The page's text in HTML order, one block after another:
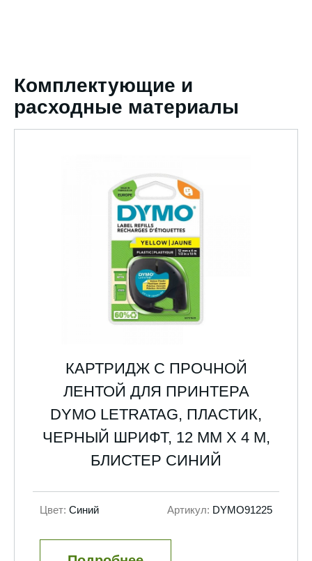
Комплектующие и
расходные материалы
КАРТРИДЖ С ПРОЧНОЙ
ЛЕНТОЙ ДЛЯ ПРИНТЕРА
DYMO LETRATAG, ПЛАСТИК,
ЧЕРНЫЙ ШРИФТ, 12 ММ Х 4 М,
БЛИСТЕР СИНИЙ
Цвет: Синий Артикул: DYMO91225